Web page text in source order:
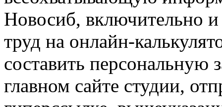
Новосиб, включительно и
труд на онлайн-
составить персональную
главном сайте студии,